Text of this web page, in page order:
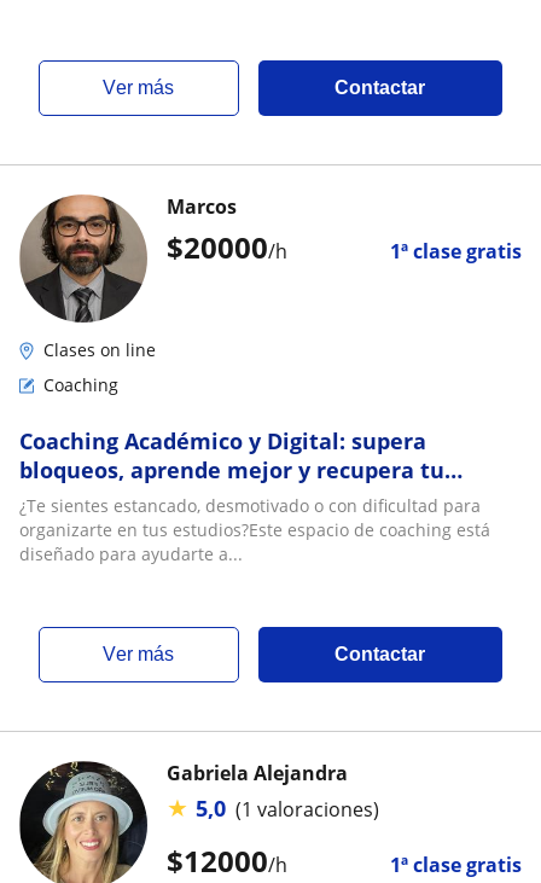
ver más Contactar
$20000/h 1ª clase gratis
Marcos
Clases on line
Coaching
Coaching Académico y Digital: supera
bloqueos, aprende mejor y recupera tu
confianza
¿Te sientes estancado, desmotivado o con dificultad para
organizarte en tus estudios?Este espacio de coaching está
diseñado para ayudarte a...
ver más Contactar
$12000/h 1ª clase gratis
Gabriela Alejandra
★ 5,0 (1 valoraciones)